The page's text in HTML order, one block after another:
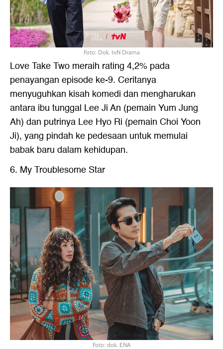
Foto: Dok. tvN Drama
Love Take Two meraih rating 4,2% pada
penayangan episode ke-9. Ceritanya
menyuguhkan kisah komedi dan mengharukan
antara ibu tunggal Lee Ji An (pemain Yum Jung
Ah) dan putrinya Lee Hyo Ri (pemain Choi Yoon
Ji), yang pindah ke pedesaan untuk memulai
babak baru dalam kehidupan.
6. My Troublesome Star
Foto: dok. ENA